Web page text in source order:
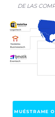
DE LAS
MUÉSTRAME